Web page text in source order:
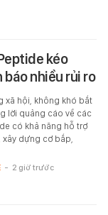
kéo
nhiều rủi ro
xã hội, không khó bắt
lời quảng cáo về các
có khả năng hỗ trợ
xây dựng cơ bắp,
- 2 giờ trước